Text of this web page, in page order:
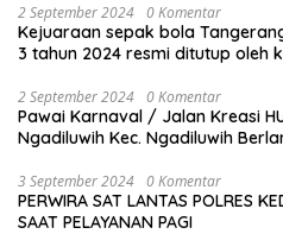
2 September 2024 0 Komentar
Kejuaraan sepak bola
3 tahun 2024 resmi ditutup oleh ketua KONI Kabupaten
2 September 2024 0 Komentar
Pawai Karnaval / Jalan Kreasi
Ngadiluwih Kec. Ngadiluwih
3 September 2024 0 Komentar
PERWIRA SAT LANTAS POLRES
SAAT PELAYANAN PAGI